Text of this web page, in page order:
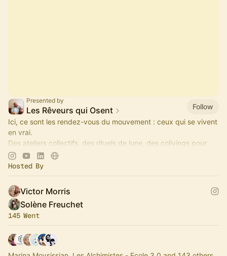
Presented by
Les Rêveurs qui Osent
Follow
Ici, ce sont les rendez-vous du mouvement : ceux qui se vivent
en vrai.
Des ateliers collectifs, des rituels de lune, des colivings pour
prendre le temps de se réaligner, et des grands moments
comme l
Hosted By
Victor Morris
Solène Freuchet
145 Went